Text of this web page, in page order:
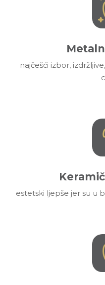
najčešći izbor,
estetski ljepše jer su u